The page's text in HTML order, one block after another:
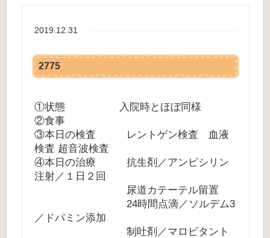
2019.12.31
2775
①状態 入院時とほぼ同様
②食事
③本日の検査 レントゲン検査 血液
検査 超音波検査
④本日の治療 抗生剤／アンピシリン
注射／１日２回
尿道カテーテル留置
24時間点滴／ソルデム3
／ドパミン添加
制吐剤／マロピタント